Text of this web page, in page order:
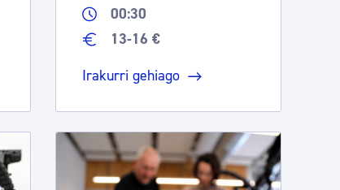
00:30
13-16 €
Irakurri gehiago